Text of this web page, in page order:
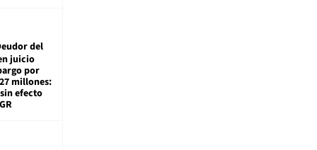
del
juicio
por
millones:
efecto